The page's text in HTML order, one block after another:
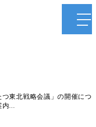
東北戦略会議」の開催につ
...